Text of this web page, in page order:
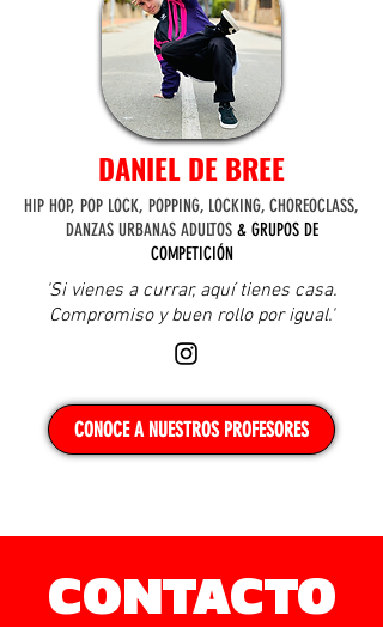
DANIEL DE BREE
HIP HOP, POP LOCK, POPPING, LOCKING, CHOREOCLASS,
DANZAS URBANAS ADULTOS& GRUPOS DE
COMPETICIÓN
'Si vienes a currar, aquí tienes casa.
Compromiso y buen rollo por igual.'
CONOCE A NUESTROS PROFESORES
CONTACTO